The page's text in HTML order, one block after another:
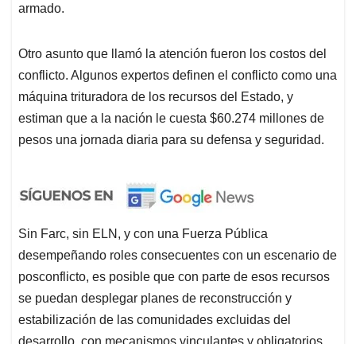
armado.
Otro asunto que llamó la atención fueron los costos del
conflicto. Algunos expertos definen el conflicto como una
máquina trituradora de los recursos del Estado, y
estiman que a la nación le cuesta $60.274 millones de
pesos una jornada diaria para su defensa y seguridad.
Sin Farc, sin ELN, y con una Fuerza Pública
desempeñando roles consecuentes con un escenario de
posconflicto, es posible que con parte de esos recursos
se puedan desplegar planes de reconstrucción y
estabilización de las comunidades excluidas del
desarrollo, con mecanismos vinculantes y obligatorios